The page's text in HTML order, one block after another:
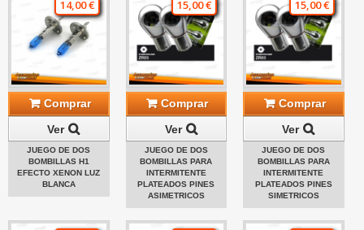
14,00 €
Comprar
Ver
JUEGO DE DOS
BOMBILLAS H1
EFECTO XENON LUZ
BLANCA
15,00 €
Comprar
Ver
JUEGO DE DOS
BOMBILLAS PARA
INTERMITENTE
PLATEADOS PINES
ASIMETRICOS
15,00 €
Comprar
Ver
JUEGO DE DOS
BOMBILLAS PARA
INTERMITENTE
PLATEADOS PINES
SIMETRICOS